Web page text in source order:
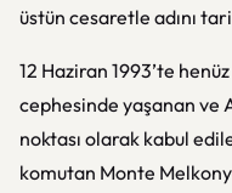
üstün cesaretle adını
12 Haziran 1993’te
cephesinde yaşanan ve
noktası olarak kabul
komutan Monte